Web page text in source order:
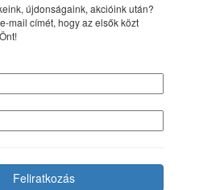
újdonságaink, akcióink után?
mail címét, hogy az elsők közt